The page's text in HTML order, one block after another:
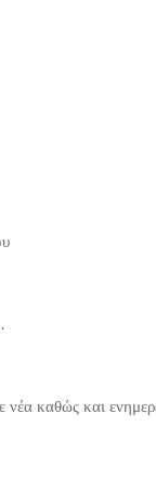
νέα καθώς και